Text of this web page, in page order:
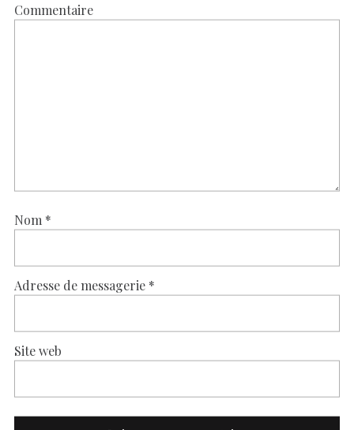
Commentaire
Nom *
Adresse de messagerie *
Site web